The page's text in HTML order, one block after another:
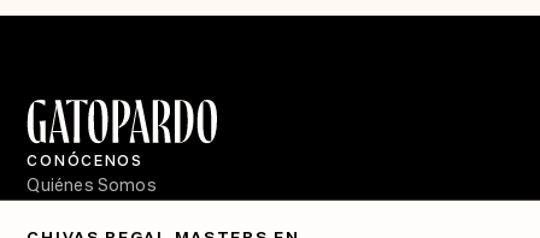
CONÓCENOS
Quiénes Somos